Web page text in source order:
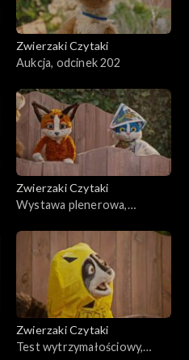
Zwierzaki Czytaki
Aukcja, odcinek 202
Zwierzaki Czytaki
Wystawa plenerowa,
Zwierzaki Czytaki
Test wytrzymałościowy,